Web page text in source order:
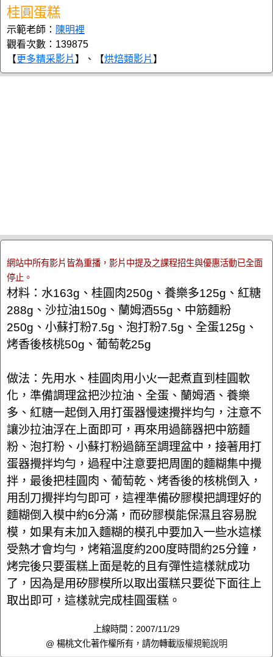
桂圓蛋糕
示範老師： 陳明裡
觀看次數：139875
【更多精采影片 】、【烘焙類影片 】
網站中所有影片皆為重播，影片中提及之課程招生與優惠活動已全面
停止。
材料：水163g、桂圓肉250g、養樂多125g、紅糖
288g、沙拉油150g、蘭姆酒55g、中筋麵粉
250g、小蘇打粉7.5g、泡打粉7.5g、全蛋125g、
烤香後核桃50g、葡萄乾25g
做法：先用水、桂圓肉用小火一起煮直到桂圓軟
化，準備調理盆把沙拉油、全蛋、蘭姆酒、養樂
多、紅糖一起倒入用打蛋器慢速攪拌均勻，注意不
讓沙拉油浮在上面即可，再來用過篩器把中筋麵
粉、泡打粉、小蘇打粉過篩至調理盆中，接著用打
蛋器攪拌均勻，過程中注意要把周圍的麵糊集中攪
拌，最後把桂圓肉、葡萄乾、烤香後的核桃倒入，
用刮刀攪拌均勻即可，這裡準備矽膠模把調理好的
麵糊倒入模中約6分滿，而矽膠模能保濕且容易脫
模，如果有未加入麵糊的模孔中要加入一些水這樣
受熱才會均勻，烤箱溫度約200度時間約25分鐘，
烤完後只要蛋糕上面是乾的且有彈性這樣就成功
了，因為是用矽膠模所以取出蛋糕只要從下面往上
取出即可，這樣就完成桂圓蛋糕。
上線時間：2007/11/29
@ 楊桃文化著作權所有，請勿轉載版權規範說明